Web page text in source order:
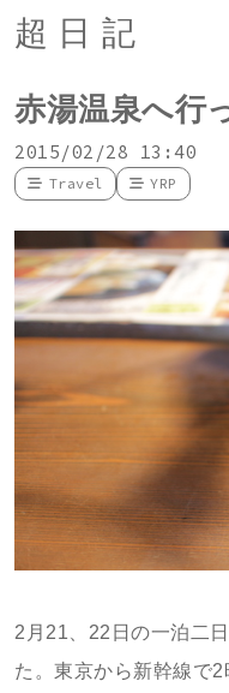
超日記
赤湯温泉へ行
2015/02/28 13:40
Travel YRP
2月21、22日の一泊二
た。東京から新幹線で2